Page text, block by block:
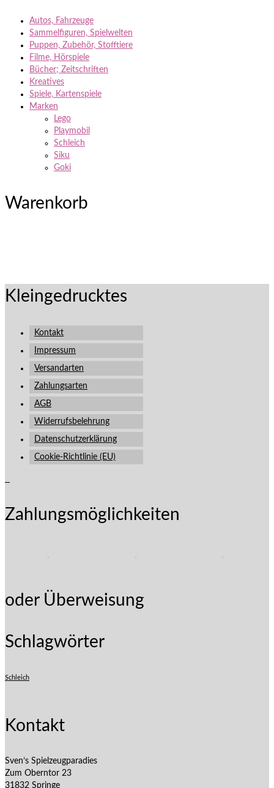
Autos, Fahrzeuge
Sammelfiguren, Spielwelten
Puppen, Zubehör, Stofftiere
Filme, Hörspiele
Bücher; Zeitschriften
Kreatives
Spiele, Kartenspiele
Marken
Lego
Playmobil
Schleich
Siku
Goki
Warenkorb
Kleingedrucktes
Kontakt
Impressum
Versandarten
Zahlungsarten
AGB
Widerrufsbelehrung
Datenschutzerklärung
Cookie-Richtlinie (EU)
Zahlungsmöglichkeiten
oder Überweisung
Schlagwörter
Schleich
Kontakt
Sven’s Spielzeugparadies
Zum Oberntor 23
31832 Springe